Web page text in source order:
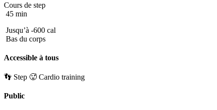
Cours de step
45 min
Jusqu’à -600 cal
Bas du corps
Accessible à tous
👣 Step 🥵 Cardio training
Public